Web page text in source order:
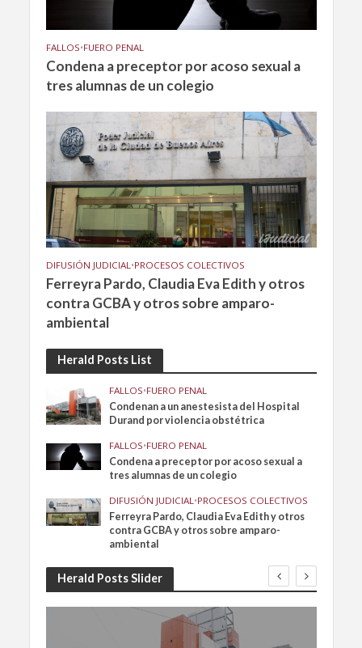
FALLOS•FUERO PENAL
Condena a preceptor por acoso sexual a
tres alumnas de un colegio
DIFUSIÓN JUDICIAL •PROCESOS COLECTIVOS
Ferreyra Pardo, Claudia Eva Edith y otros
contra GCBA y otros sobre amparo-
ambiental
Herald Posts List
FALLOS•FUERO PENAL
Condenan a un anestesista del Hospital
Durand por violencia obstétrica
FALLOS•FUERO PENAL
Condena a preceptor por acoso sexual a
tres alumnas de un colegio
DIFUSIÓN JUDICIAL •PROCESOS COLECTIVOS
Ferreyra Pardo, Claudia Eva Edith y otros
contra GCBA y otros sobre amparo-
ambiental
Herald Posts Slider